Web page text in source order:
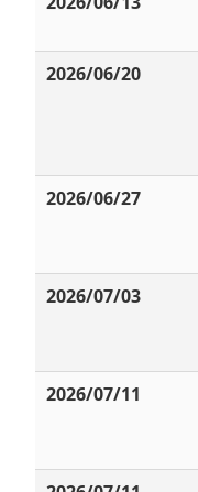
2026/06/20
2026/06/27
2026/07/03
2026/07/11